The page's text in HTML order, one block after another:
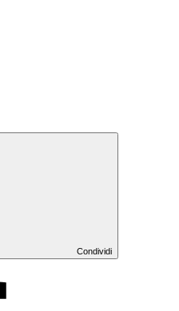
Condividi